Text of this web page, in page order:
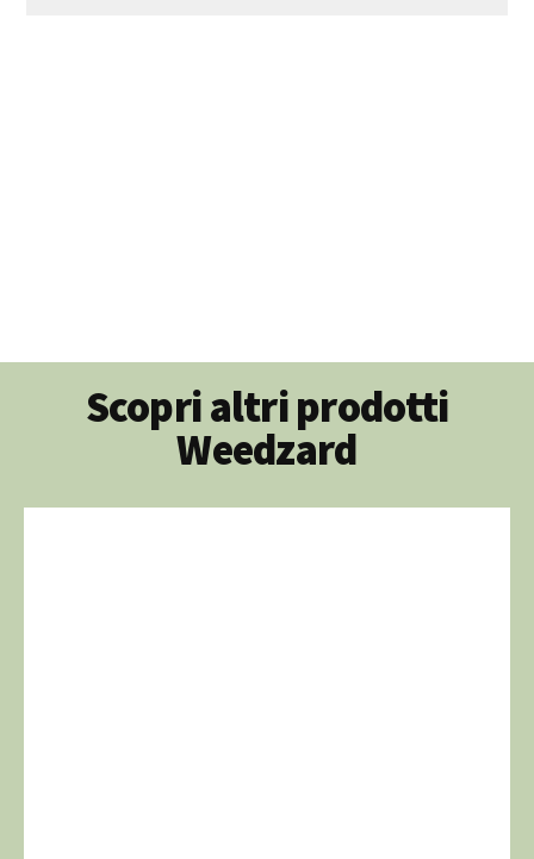
Scopri altri prodotti
Weedzard